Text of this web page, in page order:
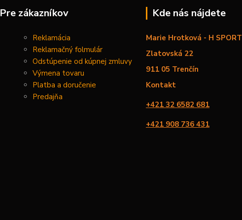
Pre zákazníkov
Reklamácia
Reklamačný folmulár
Odstúpenie od kúpnej zmluvy
Výmena tovaru
Platba a doručenie
Predajňa
Kde nás nájdete
Marie Hrotková - H SPORT
Zlatovská 22
911 05 Trenčín
Kontakt
+421 32 6582 681
+421 908 736 431